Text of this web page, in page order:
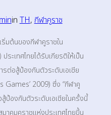
inTH, กีฬาคูราช
ริ่มต้นของกีฬาคูราชใน
ระเทศไทยได้รับเกียรติให้เป็น
รต่อสู้ป้องกันตัวระดับเอเชีย
2009) ซึ่ง “กีฬาคู
สู้ป้องกันตัวระดับเอเชียในครั้งนี้